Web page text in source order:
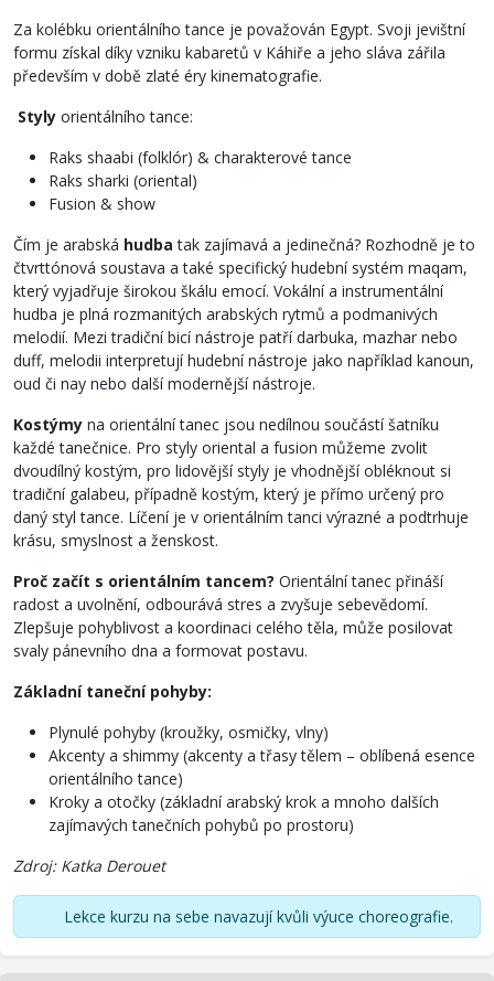
Za kolébku orientálního tance je považován Egypt. Svoji jevištní
formu získal díky vzniku kabaretů v Káhiře a jeho sláva zářila
především v době zlaté éry kinematografie.
Styly orientálního tance:
Raks shaabi (folklór) & charakterové tance
Raks sharki (oriental)
Fusion & show
Čím je arabská hudba tak zajímavá a jedinečná? Rozhodně je to
čtvrttónová soustava a také specifický hudební systém maqam,
který vyjadřuje širokou škálu emocí. Vokální a instrumentální
hudba je plná rozmanitých arabských rytmů a podmanivých
melodií. Mezi tradiční bicí nástroje patří darbuka, mazhar nebo
duff, melodii interpretují hudební nástroje jako například kanoun,
oud či nay nebo další modernější nástroje.
Kostýmy na orientální tanec jsou nedílnou součástí šatníku
každé tanečnice. Pro styly oriental a fusion můžeme zvolit
dvoudílný kostým, pro lidovější styly je vhodnější obléknout si
tradiční galabeu, případně kostým, který je přímo určený pro
daný styl tance. Líčení je v orientálním tanci výrazné a podtrhuje
krásu, smyslnost a ženskost.
Proč začít s orientálním tancem? Orientální tanec přináší
radost a uvolnění, odbourává stres a zvyšuje sebevědomí.
Zlepšuje pohyblivost a koordinaci celého těla, může posilovat
svaly pánevního dna a formovat postavu.
Základní taneční pohyby:
Plynulé pohyby (kroužky, osmičky, vlny)
Akcenty a shimmy (akcenty a třasy tělem – oblíbená esence
orientálního tance)
Kroky a otočky (základní arabský krok a mnoho dalších
zajímavých tanečních pohybů po prostoru)
Zdroj: Katka Derouet
Lekce kurzu na sebe navazují kvůli výuce choreografie.